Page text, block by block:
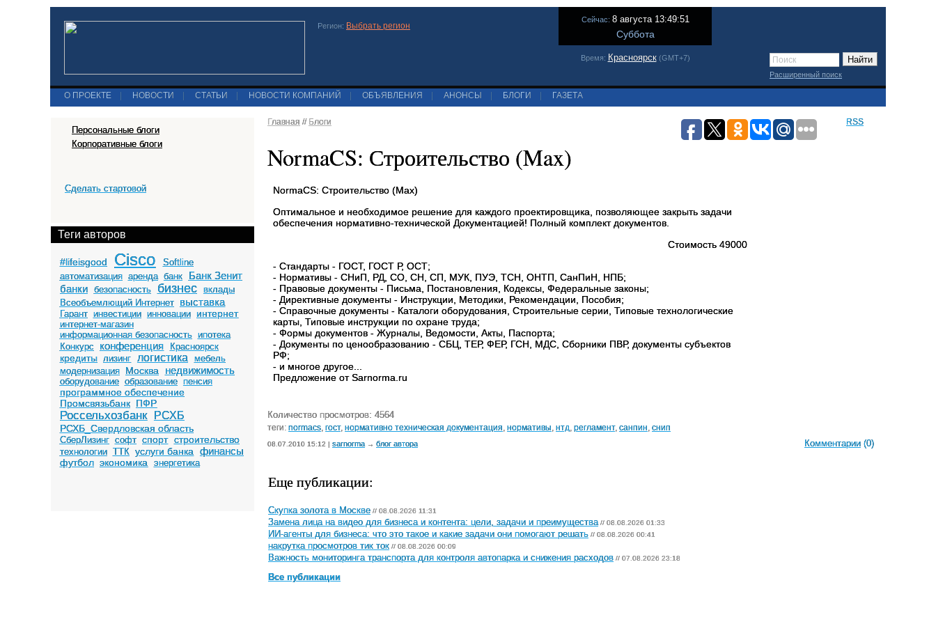
Регион: Выбрать регион
Сейчас: 8 августа 13:49:51
Суббота
Время: Красноярск(GMT+7)
Расширенный поиск
О ПРОЕКТЕ НОВОСТИ СТАТЬИ НОВОСТИ КОМПАНИЙ ОБЪЯВЛЕНИЯ АНОНСЫ БЛОГИ ГАЗЕТА
Персональные блоги
Корпоративные блоги
Сделать стартовой
Теги авторов
#lifeisgood Cisco
Softline
автоматизация аренда банк
Банк Зенит
банки безопасность бизнес
вклады
Всеобъемлющий Интернет
выставка
Гарант инвестиции инновации интернет
интернет-магазин
информационная безопасность ипотека
Конкурс
конференция Красноярск
кредиты лизинг логистика
мебель
модернизация
Москва недвижимость
оборудование образование пенсия
программное обеспечение
Промсвязьбанк ПФР
Россельхозбанк РСХБ
РСХБ_Свердловская область
СберЛизинг софт спорт строительство
технологии ТТК услуги банка финансы
футбол экономика энергетика
Главная // Блоги RSS
NormaCS: Строительство (Max)
NormaCS: Строительство (Max)
Оптимальное и необходимое решение для каждого проектировщика, позволяющее закрыть задачи
обеспечения нормативно-технической Документацией! Полный комплект документов.
Стоимость 49000
- Cтандарты - ГОСТ, ГОСТ Р, ОСТ;
- Нормативы - СНиП, РД, СО, СН, СП, МУК, ПУЭ, ТСН, ОНТП, СанПиН, НПБ;
- Правовые документы - Письма, Постановления, Кодексы, Федеральные законы;
- Директивные документы - Инструкции, Методики, Рекомендации, Пособия;
- Справочные документы - Каталоги оборудования, Строительные серии, Типовые технологические
карты, Типовые инструкции по охране труда;
- Формы документов - Журналы, Ведомости, Акты, Паспорта;
- Документы по ценообразованию - СБЦ, ТЕР, ФЕР, ГСН, МДС, Сборники ПВР, документы субъектов
РФ;
- и многое другое...
Предложение от Sarnorma.ru
Количество просмотров: 4564
теги: normacs гост, нормативно техническая документация нормативы нтд регламент, санпин снип
08.07.2010 15:12 | sarnorma → блог автора Комментарии (0)
Еще публикации:
Скупка золота в Москве // 08.08.2026 11:31
Замена лица на видео для бизнеса и контента: цели, задачи и преимущества // 08.08.2026 01:33
ИИ-агенты для бизнеса: что это такое и какие задачи они помогают решать // 08.08.2026 00:41
накрутка просмотров тик ток // 08.08.2026 00:09
Важность мониторинга транспорта для контроля автопарка и снижения расходов // 07.08.2026 23:18
Все публикации